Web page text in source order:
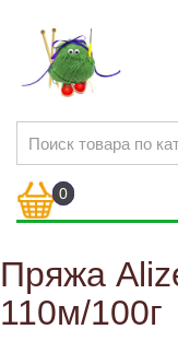
0
Пряжа
110м/100г